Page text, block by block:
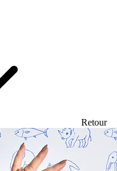
Retour